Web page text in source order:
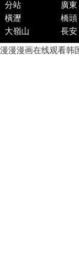
分站 廣東
橫瀝
橋頭
大嶺山
長安
漫漫漫画在线观看韩